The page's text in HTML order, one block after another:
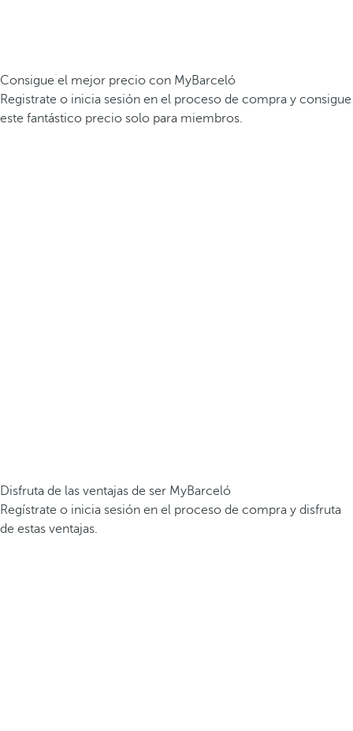
Consigue el mejor precio con MyBarceló
Registrate o inicia sesión en el proceso de compra y consigue
este fantástico precio solo para miembros.
Disfruta de las ventajas de ser MyBarceló
Regístrate o inicia sesión en el proceso de compra y disfruta
de estas ventajas.